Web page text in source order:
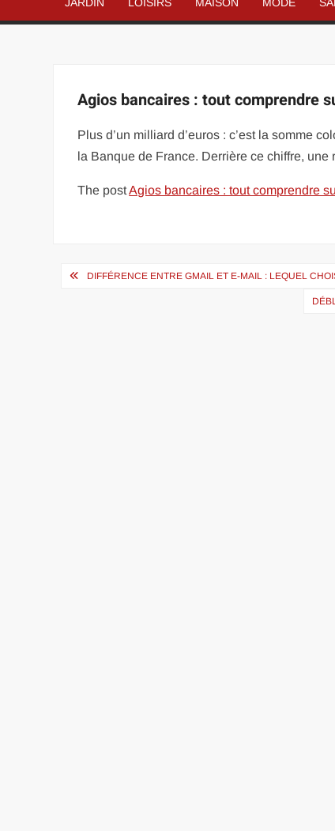
Agios bancaires : tout comprendre
Plus d’un milliard d’euros : c’est la somme
la Banque de France. Derrière ce chiffre,
The postAgios bancaires : tout comprendre
Navigation
DIFFÉRENCE ENTRE GMAIL ET E-MAIL : LEQUEL